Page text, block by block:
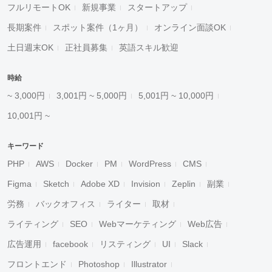
フルリモートOK 新規事業 スタートアップ
長期案件 スポット案件（1ヶ月） オンライン面談OK
土日週末OK 正社員募集 英語スキル歓迎
時給
~ 3,000円 3,001円 ~ 5,000円 5,001円 ~ 10,000円
10,001円 ~
キーワード
PHP AWS Docker PM WordPress CMS
Figma Sketch Adobe XD Invision Zeplin 副業
労務 バックオフィス ライター 取材
ライティング SEO Webマーケティング Web広告
広告運用 facebook リスティング UI Slack
フロントエンド Photoshop Illustrator